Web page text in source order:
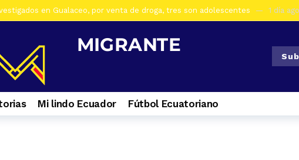
en Gualaceo, por venta de droga, tres son adolescentes 1 día ago
clausuradas por comercializar productos irregulares en Azogues 2 días
para almacenar armas en La Troncal. Hay una mujer detenida 2 días
vinculados a Los Águilas son detenidos en La Troncal por presunto
emergencia para quienes caminan a El Cisne 6 días ago
Mi lindo Ecuador Fútbol Ecuatoriano